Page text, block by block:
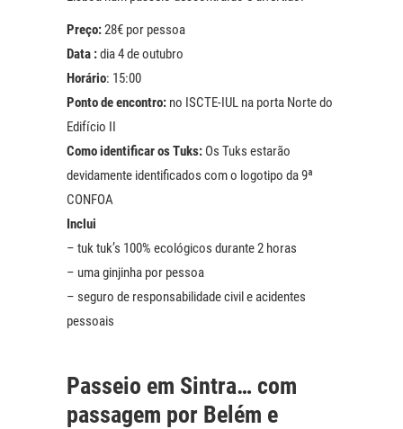
Preço:28€ por pessoa
Data :dia 4 de outubro
Horário: 15:00
Ponto de encontro: no ISCTE-IUL na porta Norte do
Edifício II
Como identificar os Tuks: Os Tuks estarão
devidamente identificados com o logotipo da 9ª
CONFOA
Inclui
– tuk tuk’s 100% ecológicos durante 2 horas
– uma ginjinha por pessoa
– seguro de responsabilidade civil e acidentes
pessoais
Passeio em Sintra… com
passagem por Belém e